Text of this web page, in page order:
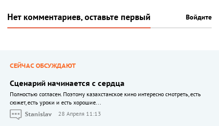
Нет комментариев, оставьте первый Войдите
СЕЙЧАС ОБСУЖДАЮТ
Сценарий начинается с сердца
Полностью согласен. Поэтому казахстанское кино интересно смотреть, есть
сюжет, есть уроки и есть хорошие...
Stanislav
28 Апреля 11:13